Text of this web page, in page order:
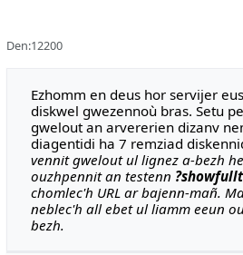
Den:12200
Ezhomm en deus hor servijer
diskwel gwezennoù bras. Setu
gwelout an arvererien dizanv
diagentidi ha 7 remziad
vennit gwelout ul lignez a-bezh
ouzhpennit an testenn
chomlec'h URL ar bajenn-mañ.
neblec'h all ebet ul liamm eeun
bezh.